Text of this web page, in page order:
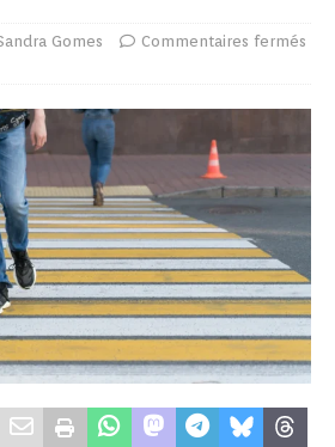
Gomes Commentaires fermés